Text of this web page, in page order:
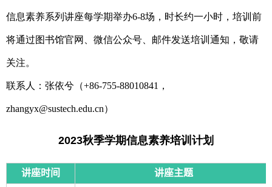
信息素养系列讲座每学期举办6-8场，时长约一小时，培训前
将通过图书馆官网、微信公众号、邮件发送培训通知，敬请
关注。
联系人：张依兮（+86-755-88010841，
zhangyx@sustech.edu.cn）
2023秋季学期信息素养培训计划
讲座时间 讲座主题